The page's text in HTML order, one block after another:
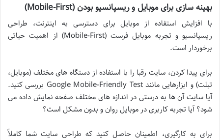
بهینه سازی برای موبایل و ریسپانسیو بودن (Mobile-First)
با افزایش استفاده از موبایل برای دسترسی به اینترنت، طراحی
ریسپانسیو و تجربه موبایل فرست (Mobile-First) از اهمیت حیاتی
برخوردار است.
برای پیدا کردن، سایت رقبا را با استفاده از دستگاه های مختلف (موبایل،
تبلت) و ابزارهایی مانند Google Mobile-Friendly Test بررسی کنید.
آیا سایت آن ها به درستی در اندازه های مختلف صفحه نمایش داده می
شود؟ آیا تجربه کاربری در موبایل روان و بدون مشکل است؟
برای به کارگیری، اطمینان حاصل کنید که طراحی سایت شما کاملاً